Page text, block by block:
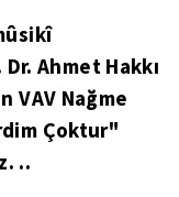
Ahmet Hakkı
VAV Nağme
Çoktur"
..